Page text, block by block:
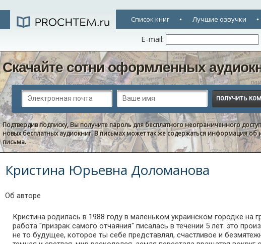
Список книг Лучшие озвучки
E-mail:
Скачайте сотни оформленных
Подтвердив подписку, Вы получите пароль для бесплатного неограниченного
новых бесплатных аудиокниг. В письмах может так же содержаться информация об
письма.
Кристина Юрьевна Доломанова
Об авторе
Кристина родилась в 1988 году в маленьком украинском городке на
работа "призрак самого отчаяния" писалась в течении 5 лет. это
не то будущее, которое ты себе представлял, счастливое и